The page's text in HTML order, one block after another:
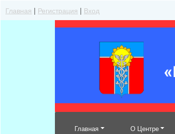
Главная | Регистрация | Вход
Главная О Центре